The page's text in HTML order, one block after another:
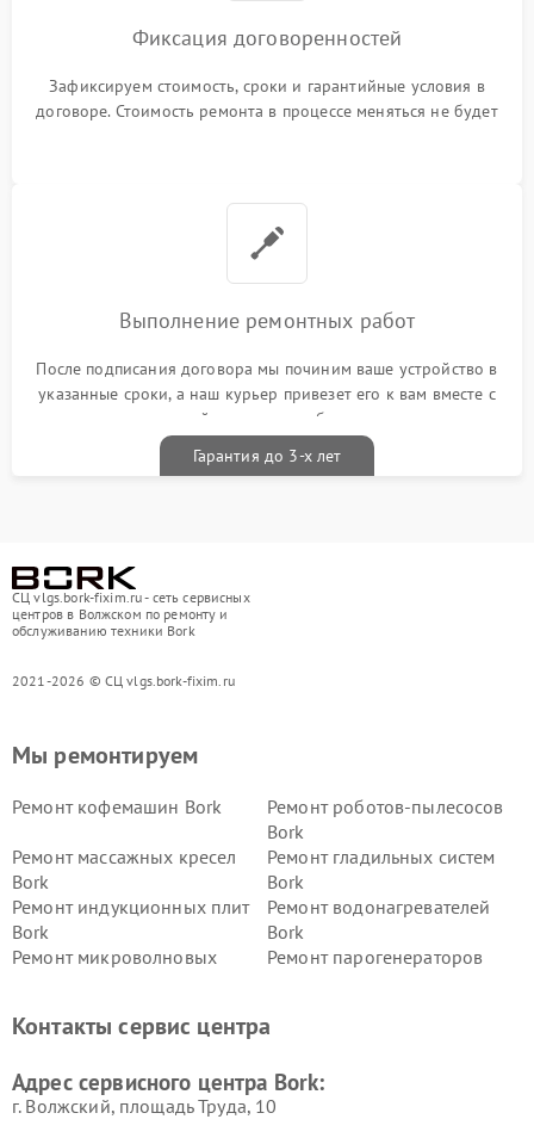
Фиксация договоренностей
Зафиксируем стоимость, сроки и гарантийные условия в
договоре. Стоимость ремонта в процессе меняться не будет
Выполнение ремонтных работ
После подписания договора мы починим ваше устройство в
указанные сроки, а наш курьер привезет его к вам вместе с
гарантийным талоном бесплатно
Гарантия до 3-х лет
СЦ vlgs.bork-fixim.ru - сеть сервисных
центров в Волжском по ремонту и
обслуживанию техники Bork
2021-2026 © СЦ vlgs.bork-fixim.ru
Мы ремонтируем
Ремонт кофемашин Bork
Ремонт роботов-пылесосов
Bork
Ремонт массажных кресел
Bork
Ремонт гладильных систем
Bork
Ремонт индукционных плит
Bork
Ремонт водонагревателей
Bork
Ремонт микроволновых
Ремонт парогенераторов
воздуха Bork
Bork
Bork
Контакты сервис центра
Адрес сервисного центра Bork:
г. Волжский, площадь Труда, 10